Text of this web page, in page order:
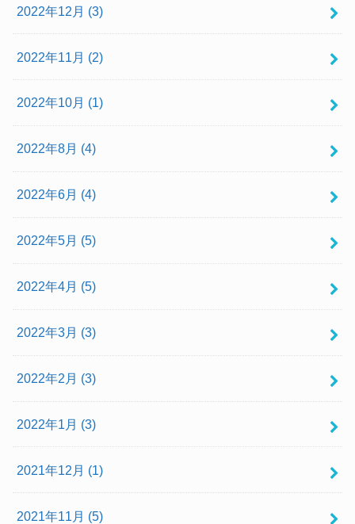
2022年12月 (3)
2022年11月 (2)
2022年10月 (1)
2022年8月 (4)
2022年6月 (4)
2022年5月 (5)
2022年4月 (5)
2022年3月 (3)
2022年2月 (3)
2022年1月 (3)
2021年12月 (1)
2021年11月 (5)